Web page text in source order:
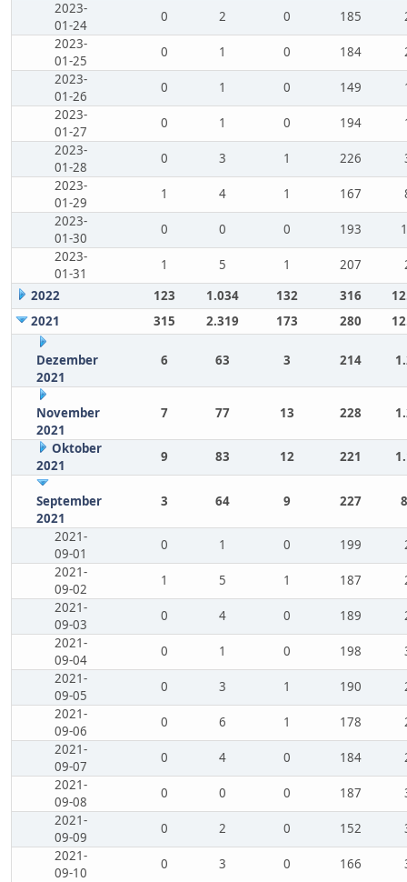
2023-
01-24
0 2 0 185
2023-
01-25
0 1 0 184
2023-
01-26
0 1 0 149
2023-
01-27
0 1 0 194
2023-
01-28
0 3 1 226
2023-
01-29
1 4 1 167
2023-
01-30
0 0 0 193
2023-
01-31
1 5 1 207
2022
123 1.034 132 316
2021
315 2.319 173 280
Dezember
2021
6 63 3 214
November
2021
7 77 13 228
Oktober
2021
9 83 12 221
September
2021
3 64 9 227
2021-
09-01
0 1 0 199
2021-
09-02
1 5 1 187
2021-
09-03
0 4 0 189
2021-
09-04
0 1 0 198
2021-
09-05
0 3 1 190
2021-
09-06
0 6 1 178
2021-
09-07
0 4 0 184
2021-
09-08
0 0 0 187
2021-
09-09
0 2 0 152
2021-
09-10
0 3 0 166